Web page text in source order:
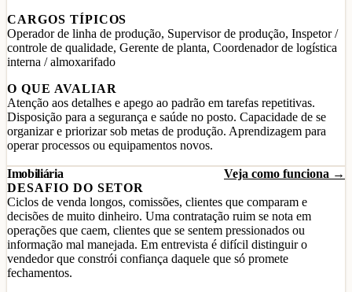
CARGOS TÍPICOS
Operador de linha de produção, Supervisor de produção, Inspetor /
controle de qualidade, Gerente de planta, Coordenador de logística
interna / almoxarifado
O QUE AVALIAR
Atenção aos detalhes e apego ao padrão em tarefas repetitivas.
Disposição para a segurança e saúde no posto. Capacidade de se
organizar e priorizar sob metas de produção. Aprendizagem para
operar processos ou equipamentos novos.
Imobiliária
Veja como funciona →
DESAFIO DO SETOR
Ciclos de venda longos, comissões, clientes que comparam e
decisões de muito dinheiro. Uma contratação ruim se nota em
operações que caem, clientes que se sentem pressionados ou
informação mal manejada. Em entrevista é difícil distinguir o
vendedor que constrói confiança daquele que só promete
fechamentos.